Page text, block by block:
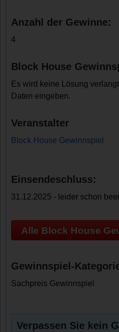
Anzahl der Gewinne:
4
Block House
Es wird keine Lösung
Daten eingeben.
Veranstalter
Block House Gewinnspiel
Einsendeschluss:
31.12.2025 - leider schon
Alle Block House
Gewinnspiel-
Sachpreis Gewinnspiel
Verpassen Sie kein